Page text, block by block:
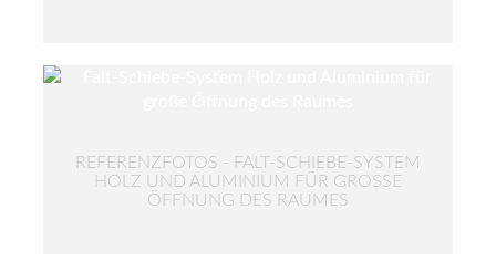
REFERENZFOTOS - FALT-SCHIEBE-SYSTEM
HOLZ UND ALUMINIUM FÜR GROSSE Ö
FFNUNG DES RAUMES